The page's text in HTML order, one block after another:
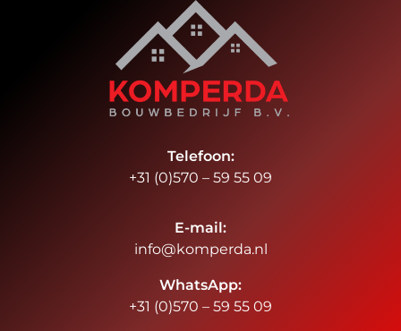
Telefoon:
+31 (0)570 – 59 55 09
E-mail:
info@komperda.nl
WhatsApp:
+31 (0)570 – 59 55 09